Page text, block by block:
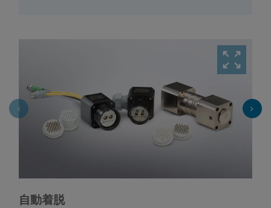
自動着脱